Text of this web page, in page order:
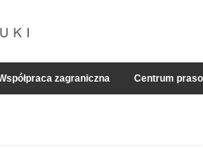
zagraniczna Centrum